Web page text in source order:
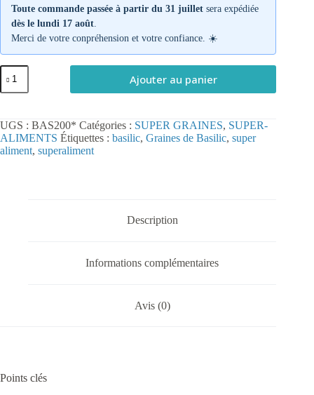
Toute commande passée à partir du 31 juillet sera expédiée
dès le lundi 17 août
Merci de votre conpréhension et votre confiance. ☀️
quantité
de
Graines
Bio
200
g
Ajouter au panier
UGS : BAS200* Catégories : SUPER GRAINES, SUPER-
ALIMENTS Étiquettes : basilic, Graines de Basilic, super
aliment, superaliment
Description
Informations complémentaires
Avis (0)
Points clés